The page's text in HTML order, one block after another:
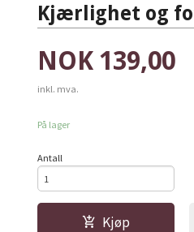
Kjærlighet og
Pris
NOK 139,00
inkl. mva.
På lager
Antall
Kjøp